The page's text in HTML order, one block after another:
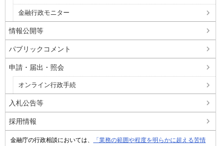
金融行政モニター
情報公開等
パブリックコメント
申請・届出・照会
オンライン行政手続
入札公告等
採用情報
金融庁の行政相談においては、
「業務の範囲や程度を明らかに超える苦情